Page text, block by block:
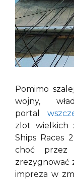
Pomimo
wojny,
portal
zlot wielkich
Ships Races
choć przez
zrezygnować
impreza w